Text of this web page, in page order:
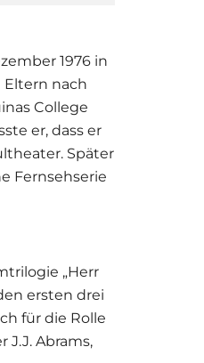
1976 in
Eltern nach
College
er, dass er
Später
Fernsehserie
„Herr
ersten drei
für die Rolle
J.J. Abrams,